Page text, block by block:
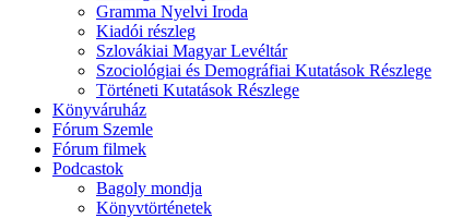
Gramma Nyelvi Iroda
Kiadói részleg
Szlovákiai Magyar Levéltár
Szociológiai és Demográfiai Kutatások Részlege
Történeti Kutatások Részlege
Könyváruház
Fórum Szemle
Fórum filmek
Podcastok
Bagoly mondja
Könyvtörténetek